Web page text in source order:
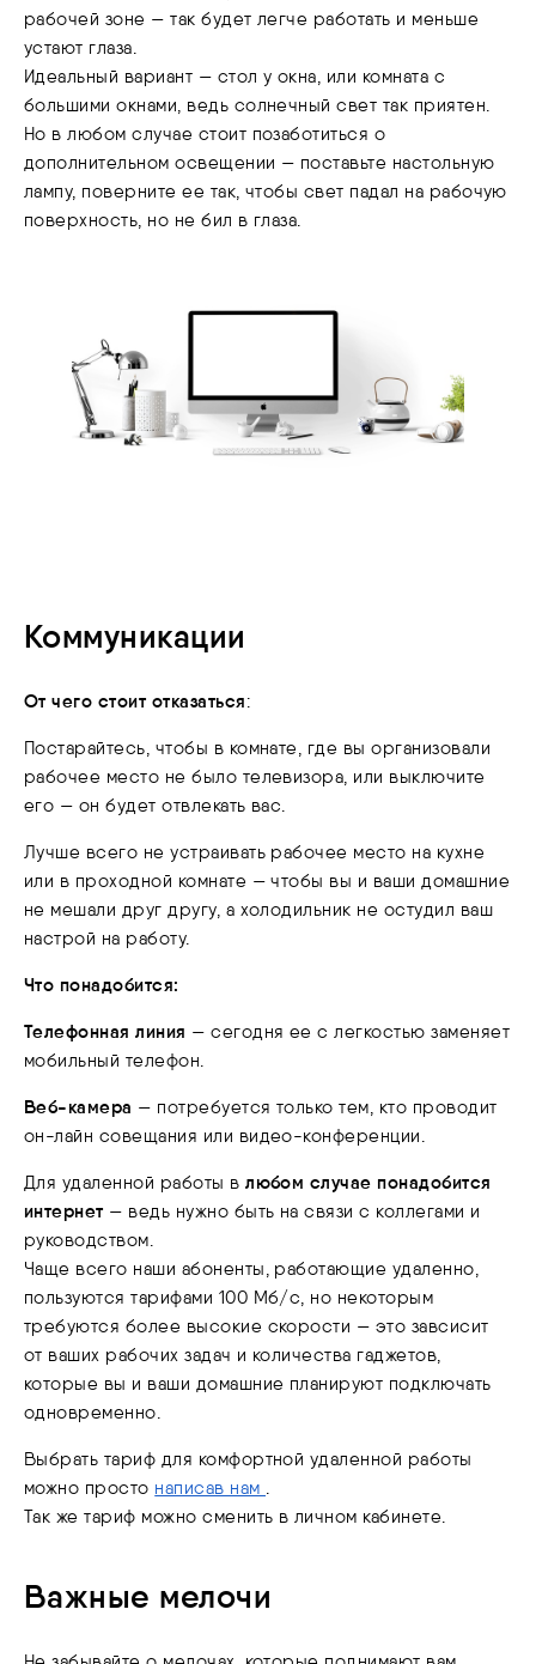
рабочей зоне — так будет легче работать и меньше
устают глаза.
Идеальный вариант — стол у окна, или комната с
большими окнами, ведь солнечный свет так приятен.
Но в любом случае стоит позаботиться о
дополнительном освещении — поставьте настольную
лампу, поверните ее так, чтобы свет падал на рабочую
поверхность, но не бил в глаза.
Коммуникации
От чего стоит отказаться:
Постарайтесь, чтобы в комнате, где вы организовали
рабочее место не было телевизора, или выключите
его — он будет отвлекать вас.
Лучше всего не устраивать рабочее место на кухне
или в проходной комнате — чтобы вы и ваши домашние
не мешали друг другу, а холодильник не остудил ваш
настрой на работу.
Что понадобится:
Телефонная линия — сегодня ее с легкостью заменяет
мобильный телефон.
Веб-камера — потребуется только тем, кто проводит
он-лайн совещания или видео-конференции.
Для удаленной работы влюбом случае понадобится
интернет — ведь нужно быть на связи с коллегами и
руководством.
Чаще всего наши абоненты, работающие удаленно,
пользуются тарифами 100 Мб/с, но некоторым
требуются более высокие скорости — это завсисит
от ваших рабочих задач и количества гаджетов,
которые вы и ваши домашние планируют подключать
одновременно.
Выбрать тариф для комфортной удаленной работы
можно просто написав нам
Так же тариф можно сменить в личном кабинете.
Важные мелочи